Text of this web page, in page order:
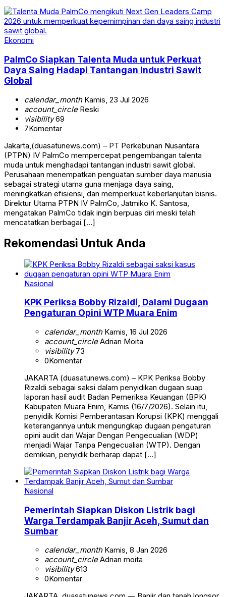
Ekonomi
PalmCo Siapkan Talenta Muda untuk Perkuat
Daya Saing Hadapi Tantangan Industri Sawit
Global
calendar_monthKamis, 23 Jul 2026
account_circleReski
visibility69
7Komentar
Jakarta,(duasatunews.com) – PT Perkebunan Nusantara
(PTPN) IV PalmCo mempercepat pengembangan talenta
muda untuk menghadapi tantangan industri sawit global.
Perusahaan menempatkan penguatan sumber daya manusia
sebagai strategi utama guna menjaga daya saing,
meningkatkan efisiensi, dan memperkuat keberlanjutan bisnis.
Direktur Utama PTPN IV PalmCo, Jatmiko K. Santosa,
mengatakan PalmCo tidak ingin berpuas diri meski telah
mencatatkan berbagai […]
Rekomendasi Untuk Anda
Nasional
KPK Periksa Bobby Rizaldi, Dalami Dugaan
Pengaturan Opini WTP Muara Enim
calendar_monthKamis, 16 Jul 2026
account_circleAdrian Moita
visibility73
0Komentar
JAKARTA (duasatunews.com) – KPK Periksa Bobby
Rizaldi sebagai saksi dalam penyidikan dugaan suap
laporan hasil audit Badan Pemeriksa Keuangan (BPK)
Kabupaten Muara Enim, Kamis (16/7/2026). Selain itu,
penyidik Komisi Pemberantasan Korupsi (KPK) menggali
keterangannya untuk mengungkap dugaan pengaturan
opini audit dari Wajar Dengan Pengecualian (WDP)
menjadi Wajar Tanpa Pengecualian (WTP). Dengan
demikian, penyidik berharap dapat […]
Nasional
Pemerintah Siapkan Diskon Listrik bagi
Warga Terdampak Banjir Aceh, Sumut dan
Sumbar
calendar_monthKamis, 8 Jan 2026
account_circleAdrian moita
visibility613
0Komentar